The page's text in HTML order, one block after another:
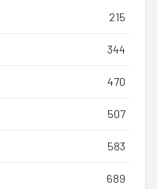
215
344
470
507
583
689